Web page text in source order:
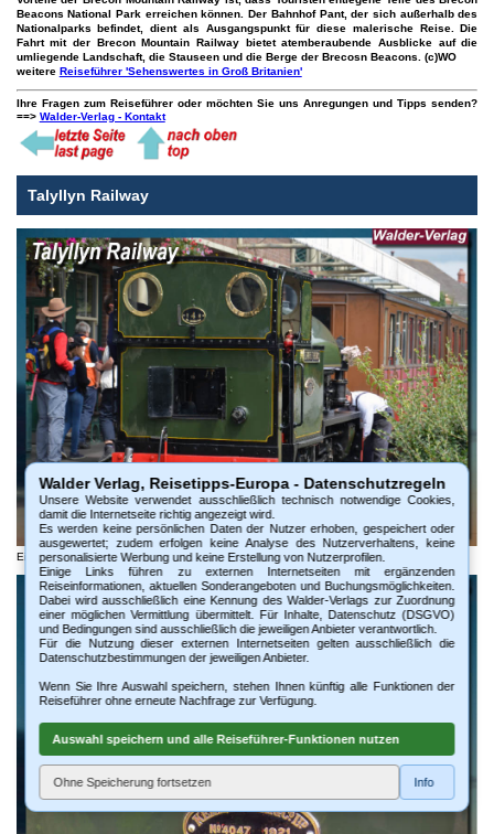
Beacons National Park erreichen können. Der Bahnhof Pant, der sich außerhalb des
Nationalparks befindet, dient als Ausgangspunkt für diese malerische Reise. Die
Fahrt mit der Brecon Mountain Railway bietet atemberaubende Ausblicke auf die
umliegende Landschaft, die Stauseen und die Berge der Brecosn Beacons. (c)WO
weitere Reiseführer 'Sehenswertes in Groß Britanien'
Ihre Fragen zum Reiseführer oder möchten Sie uns Anregungen und Tipps senden?
==> Walder-Verlag - Kontakt
Talyllyn Railway
Eisenbahnmagazin Wales - Talyllyn Railway
Walder Verlag, Reisetipps-Europa - Datenschutzregeln
Unsere Website verwendet ausschließlich technisch notwendige Cookies,
damit die Internetseite richtig angezeigt wird.
Es werden keine persönlichen Daten der Nutzer erhoben, gespeichert oder
ausgewertet; zudem erfolgen keine Analyse des Nutzerverhaltens, keine
personalisierte Werbung und keine Erstellung von Nutzerprofilen.
Einige Links führen zu externen Internetseiten mit ergänzenden
Reiseinformationen, aktuellen Sonderangeboten und Buchungsmöglichkeiten.
Dabei wird ausschließlich eine Kennung des Walder-Verlags zur Zuordnung
einer möglichen Vermittlung übermittelt. Für Inhalte, Datenschutz (DSGVO)
und Bedingungen sind ausschließlich die jeweiligen Anbieter verantwortlich.
Für die Nutzung dieser externen Internetseiten gelten ausschließlich die
Datenschutzbestimmungen der jeweiligen Anbieter.
Wenn Sie Ihre Auswahl speichern, stehen Ihnen künftig alle Funktionen der
Reiseführer ohne erneute Nachfrage zur Verfügung.
Auswahl speichern und alle Reiseführer-Funktionen nutzen
Ohne Speicherung fortsetzen Info